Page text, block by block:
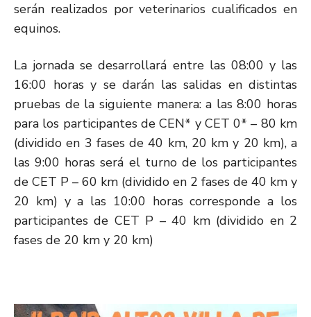
serán realizados por veterinarios cualificados en
equinos.
La jornada se desarrollará entre las 08:00 y las
16:00 horas y se darán las salidas en distintas
pruebas de la siguiente manera: a las 8:00 horas
para los participantes de CEN* y CET 0* – 80 km
(dividido en 3 fases de 40 km, 20 km y 20 km), a
las 9:00 horas será el turno de los participantes
de CET P – 60 km (dividido en 2 fases de 40 km y
20 km) y a las 10:00 horas corresponde a los
participantes de CET P – 40 km (dividido en 2
fases de 20 km y 20 km)